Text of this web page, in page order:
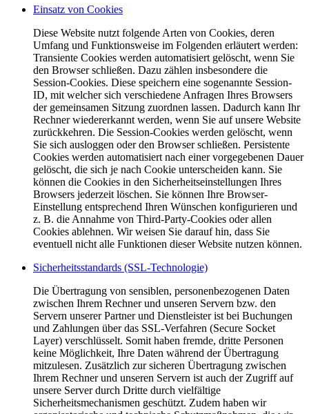
Einsatz von Cookies
Diese Website nutzt folgende Arten von Cookies, deren
Umfang und Funktionsweise im Folgenden erläutert werden:
Transiente Cookies werden automatisiert gelöscht, wenn Sie
den Browser schließen. Dazu zählen insbesondere die
Session-Cookies. Diese speichern eine sogenannte Session-
ID, mit welcher sich verschiedene Anfragen Ihres Browsers
der gemeinsamen Sitzung zuordnen lassen. Dadurch kann Ihr
Rechner wiedererkannt werden, wenn Sie auf unsere Website
zurückkehren. Die Session-Cookies werden gelöscht, wenn
Sie sich ausloggen oder den Browser schließen. Persistente
Cookies werden automatisiert nach einer vorgegebenen Dauer
gelöscht, die sich je nach Cookie unterscheiden kann. Sie
können die Cookies in den Sicherheitseinstellungen Ihres
Browsers jederzeit löschen. Sie können Ihre Browser-
Einstellung entsprechend Ihren Wünschen konfigurieren und
z. B. die Annahme von Third-Party-Cookies oder allen
Cookies ablehnen. Wir weisen Sie darauf hin, dass Sie
eventuell nicht alle Funktionen dieser Website nutzen können.
Sicherheitsstandards (SSL-Technologie)
Die Übertragung von sensiblen, personenbezogenen Daten
zwischen Ihrem Rechner und unseren Servern bzw. den
Servern unserer Partner und Dienstleister ist bei Buchungen
und Zahlungen über das SSL-Verfahren (Secure Socket
Layer) verschlüsselt. Somit haben fremde, dritte Personen
keine Möglichkeit, Ihre Daten während der Übertragung
mitzulesen. Zusätzlich zur sicheren Übertragung zwischen
Ihrem Rechner und unseren Servern ist auch der Zugriff auf
unsere Server durch Dritte durch vielfältige
Sicherheitsmechanismen geschützt. Zudem haben wir